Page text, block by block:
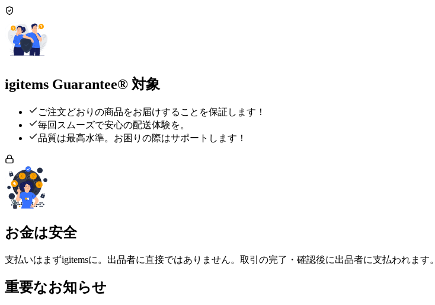
igitems Guarantee® 対象
ご注文どおりの商品をお届けすることを保証します！
毎回スムーズで安心の配送体験を。
品質は最高水準。お困りの際はサポートします！
お金は安全
支払いはまずigitemsに。出品者に直接ではありません。取引の完了・確認後に出品者に支払われます。
重要なお知らせ